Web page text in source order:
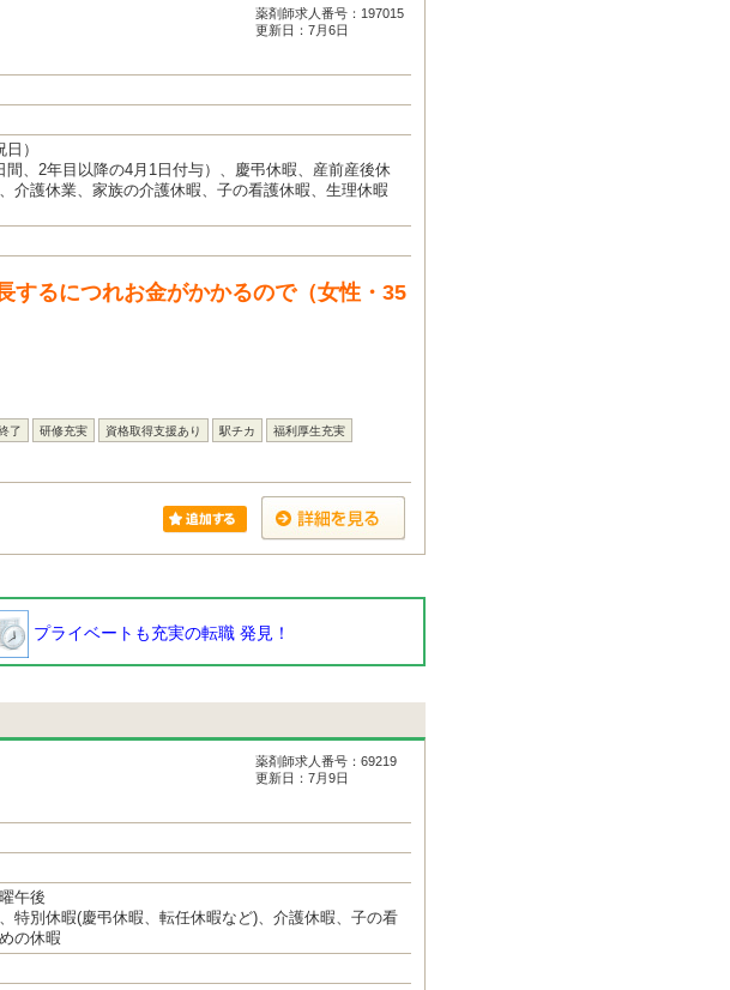
薬剤師求人番号：197015
更新日：7月6日
）
、2年目以降の4月1日付与）、慶弔休暇、産前産後休
介護休業、家族の介護休暇、子の看護休暇、生理休暇
するにつれお金がかかるので（女性・35
了 研修充実 資格取得支援あり 駅チカ 福利厚生充実
プライベートも充実の転職 発見！
薬剤師求人番号：69219
更新日：7月9日
午後
特別休暇(慶弔休暇、転任休暇など)、介護休暇、子の看
の休暇